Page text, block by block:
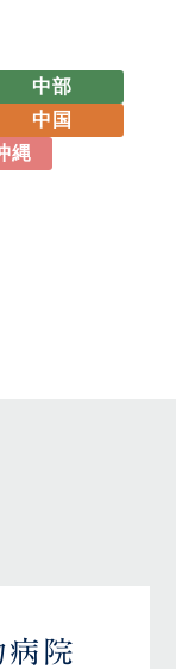
中部
中国
縄
病院